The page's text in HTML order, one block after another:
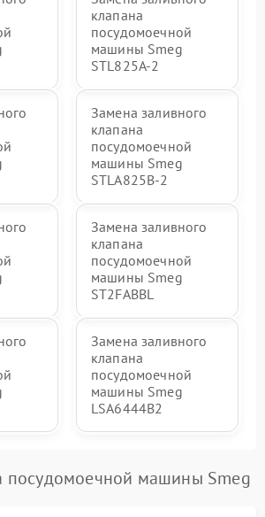
клапана
посудомоечной
машины Smeg
STL825A-2
Замена заливного
клапана
посудомоечной
машины Smeg
STLA825B-2
Замена заливного
клапана
посудомоечной
машины Smeg
ST2FABBL
Замена заливного
клапана
посудомоечной
машины Smeg
LSA6444B2
посудомоечной машины Smeg